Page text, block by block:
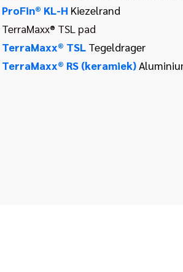
ProFin® KL-H Kiezelrand
TerraMaxx® TSL pad
TerraMaxx® TSL Tegeldrager
TerraMaxx® RS (keramiek)